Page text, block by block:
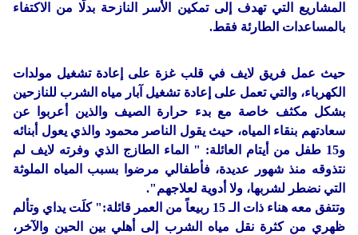
المشاريع التي تهدف إلى تمكين الأسر النازحة بدلًا من الاكتفاء
بالمساعدات الطارئة فقط.
حيث عمل فريق لايف في قلب غزة على إعادة تشغيل مولدات
الكهرباء، والتي تعمل على إعادة تشغيل آبار مياه الشرب للنازحين
بشكل مكثف خاصة مع بدء حرارة الصيف والذين أعربوا عن
سعادتهم بنقاء المياه، حيث يقول الناصر محمود والذي يعول أبنائه
و15 طفل من أيتام العائلة: " الماء الطازج الذي وفرته لايف لم
نتذوقه منذ شهور عديدة، فأطفالي مرضوا بسبب المياه الملوثة
التي نضطر لشربها، ولا أدوية لعلاجهم".
وتتفق معه هناء ذات الـ 15 ربيعاً من العمر قائلة:" كلَت يداي وتألم
ظهري من كثرة نقل مياه الشرب إلى أهلي بين الحين والآخر،